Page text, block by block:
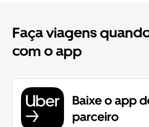
Faça viagens
com o app
Baixe o app
parceiro